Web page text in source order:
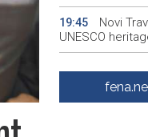
19:45
Novi
UNESCO
all political